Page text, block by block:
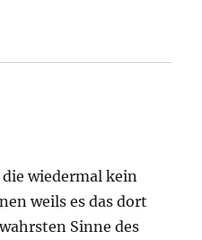
wiedermal kein
weils es das dort
Sinne des